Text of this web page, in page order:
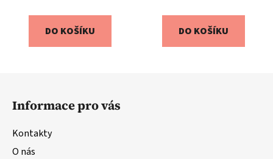
DO KOŠÍKU DO KOŠÍKU
Informace pro vás
Kontakty
O nás